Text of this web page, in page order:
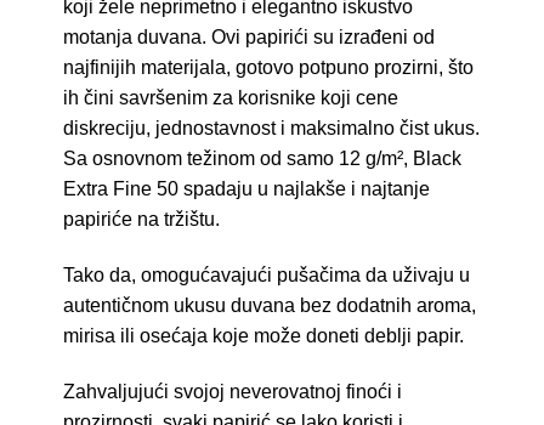
koji žele neprimetno i elegantno iskustvo
motanja duvana. Ovi papirići su izrađeni od
najfinijih materijala, gotovo potpuno prozirni, što
ih čini savršenim za korisnike koji cene
diskreciju, jednostavnost i maksimalno čist ukus.
Sa osnovnom težinom od samo 12 g/m², Black
Extra Fine 50 spadaju u najlakše i najtanje
papiriće na tržištu.
Tako da, omogućavajući pušačima da uživaju u
autentičnom ukusu duvana bez dodatnih aroma,
mirisa ili osećaja koje može doneti deblji papir.
Zahvaljujući svojoj neverovatnoj finoći i